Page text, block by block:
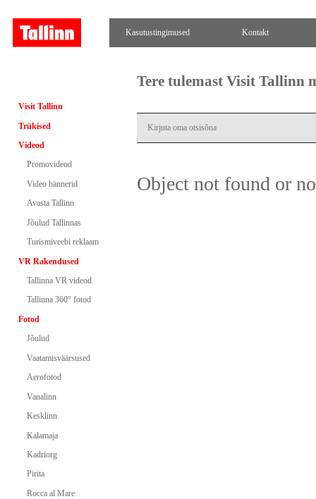
Kasutustingimused Kontakt
Visit Tallinn
Trükised
Videod
Promovideod
Video bännerid
Avasta Tallinn
Jõulud Tallinnas
Turismiveebi reklaam
VR Rakendused
Tallinna VR videod
Tallinna 360° fotod
Fotod
Jõulud
Vaatamisväärsused
Aerofotod
Vanalinn
Kesklinn
Kalamaja
Kadriorg
Pirita
Rocca al Mare
Tere tulemast Visit Tallinn
Object not found or